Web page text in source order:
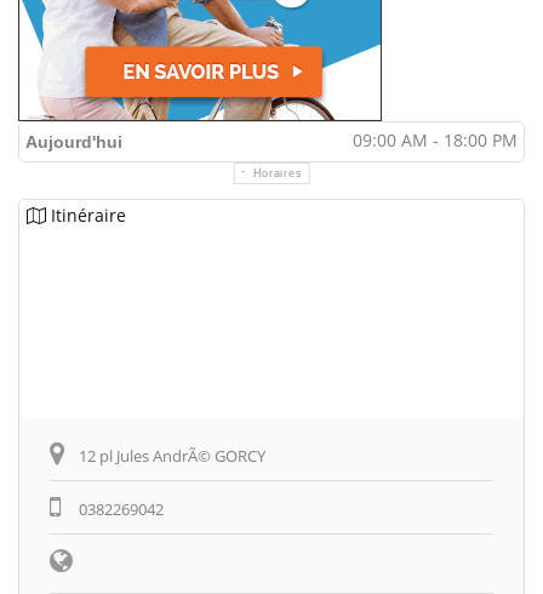
Aujourd'hui 09:00 AM - 18:00 PM
Horaires
Itinéraire
12 pl Jules AndrÃ© GORCY
0382269042